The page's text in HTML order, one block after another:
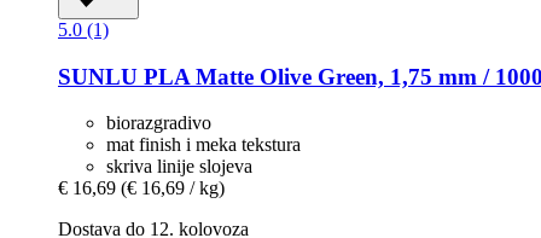
5.0 (1)
SUNLU PLA Matte Olive Green, 1,75 mm /
biorazgradivo
mat finish i meka tekstura
skriva linije slojeva
€ 16,69 (€ 16,69 / kg)
Dostava do 12. kolovoza